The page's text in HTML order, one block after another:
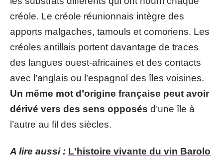
créole. Le créole réunionnais intègre des
apports malgaches, tamouls et comoriens. Les
créoles antillais portent davantage de traces
des langues ouest-africaines et des contacts
avec l’anglais ou l’espagnol des îles voisines.
Un même mot d’origine française peut avoir
dérivé vers des sens opposés d’une île à
l’autre au fil des siècles.
A lire aussi : L'histoire vivante du vin Barolo